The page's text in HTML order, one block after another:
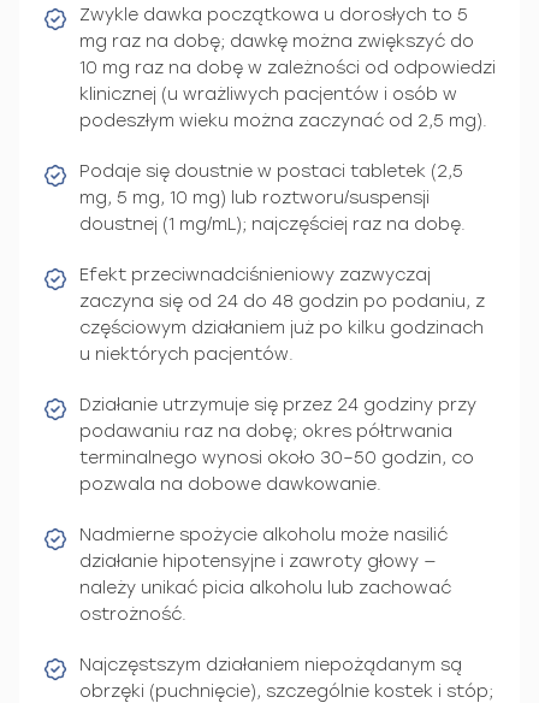
Zwykle dawka początkowa u dorosłych to 5
mg raz na dobę; dawkę można zwiększyć do
10 mg raz na dobę w zależności od odpowiedzi
klinicznej (u wrażliwych pacjentów i osób w
podeszłym wieku można zaczynać od 2,5 mg).
Podaje się doustnie w postaci tabletek (2,5
mg, 5 mg, 10 mg) lub roztworu/suspensji
doustnej (1 mg/mL); najczęściej raz na dobę.
Efekt przeciwnadciśnieniowy zazwyczaj
zaczyna się od 24 do 48 godzin po podaniu, z
częściowym działaniem już po kilku godzinach
u niektórych pacjentów.
Działanie utrzymuje się przez 24 godziny przy
podawaniu raz na dobę; okres półtrwania
terminalnego wynosi około 30–50 godzin, co
pozwala na dobowe dawkowanie.
Nadmierne spożycie alkoholu może nasilić
działanie hipotensyjne i zawroty głowy —
należy unikać picia alkoholu lub zachować
ostrożność.
Najczęstszym działaniem niepożądanym są
obrzęki (puchnięcie), szczególnie kostek i stóp;